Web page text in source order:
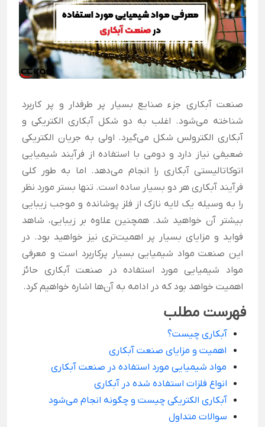
صنعت آبکاری جزء صنایع بسیار پر طرفدار و پر کاربرد
شناخته می‌شود. اغلب به دو شکل آبکاری الکتریکی و
آبکاری الکترولس شکل می‌گیرد. اولی به جریان الکتریکی
ضعیفی نیاز دارد و دومی با استفاده از فرآیند شیمیایی
اتوکاتالیستی آبکاری را انجام می‌دهد. اما به طور کلی
فرآیند آبکاری هر دو بسیار ساده است. تنها بستر مورد نظر
را به وسیله یک لایه نازک از فلز پوشانده و موجب زیبایی
بیشتر آن خواهید شد. همچنین علاوه بر زیبایی، شاهد
فواید و مزایای بسیار پر اهمیت‌تری نیز خواهید بود. در
این صنعت مواد شیمیایی بسیار پرکاربرد است و معرفی
مواد شیمیایی مورد استفاده در صنعت آبکاری حائز
اهمیت خواهد بود که در ادامه به آن‌ها اشاره خواهیم کرد.
فهرست مطلب
آبکاری چیست؟
اهمیت و مزایای صنعت آبکاری
مواد شیمیایی مورد استفاده در صنعت آبکاری
انواع فلزات استفاده شده در آبکاری
آبکاری الکتریکی چیست و چگونه انجام می‌شود
سوالات متداول